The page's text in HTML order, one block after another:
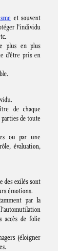
et souvent
l’individu
plus en plus
d’être pris en
de chaque
de toute
ou par une
évaluation,
des exilés sont
émotions.
par la
accès de folie
(éloigner